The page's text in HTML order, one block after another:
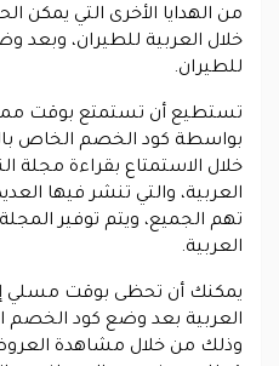
من الهدايا الأخرى التي يمكن
خلال العربية للطيران، وبعد
للطيران.
تستطيع أن تستمتع بوقت مميز
بواسطة كود الخصم الخاص
خلال الاستمتاع بقراءة مجلة
العربية، والتي تنشر فيها
تهم الجميع، ويتم توفير
العربية.
يمكنك أن تحظى بوقت مسلي
العربية بعد وضع كود الخصم
وذلك من خلال مشاهدة العروض